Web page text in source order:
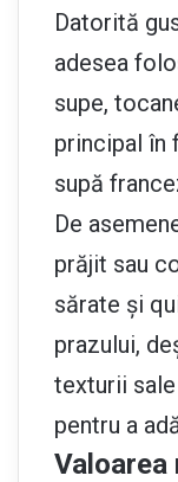
Datorită
adesea
supe,
principal în
supă
De
prăjit sau
sărate și
prazului,
texturii
pentru a
Valoarea